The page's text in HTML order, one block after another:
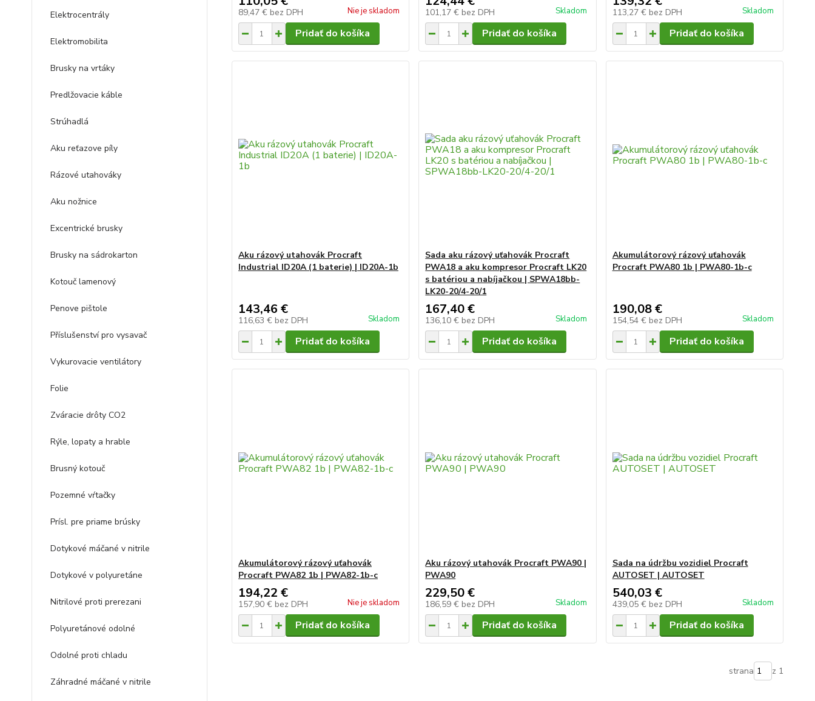
Elektrocentrály
Elektromobilita
Brusky na vrtáky
Predlžovacie káble
Strúhadlá
Aku reťazove píly
Rázové utahováky
Aku nožnice
Excentrické brusky
Brusky na sádrokarton
Kotouč lamenový
Penove pištole
Příslušenství pro vysavač
Vykurovacie ventilátory
Folie
Zváracie drôty CO2
Rýle, lopaty a hrable
Brusný kotouč
Pozemné vŕtačky
Prísl. pre priame brúsky
Dotykové máčané v nitrile
Dotykové v polyuretáne
Nitrilové proti prerezani
Polyuretánové odolné
Odolné proti chladu
Záhradné máčané v nitrile
89,47 € bez DPH Nie je skladom
Pridať do košíka
101,17 € bez DPH Skladom
Pridať do košíka
113,27 € bez DPH Skladom
Pridať do košíka
Aku rázový utahovák Procraft
Industrial ID20A (1 baterie) | ID20A-1b
143,46 €
116,63 € bez DPH Skladom
Pridať do košíka
Sada aku rázový uťahovák Procraft
PWA18 a aku kompresor Procraft LK20
s batériou a nabíjačkou | SPWA18bb-
LK20-20/4-20/1
167,40 €
136,10 € bez DPH Skladom
Pridať do košíka
Akumulátorový rázový uťahovák
Procraft PWA80 1b | PWA80-1b-c
190,08 €
154,54 € bez DPH Skladom
Pridať do košíka
Akumulátorový rázový uťahovák
Procraft PWA82 1b | PWA82-1b-c
194,22 €
157,90 € bez DPH Nie je skladom
Pridať do košíka
Aku rázový utahovák Procraft PWA90 |
PWA90
229,50 €
186,59 € bez DPH Skladom
Pridať do košíka
Sada na údržbu vozidiel Procraft
AUTOSET | AUTOSET
540,03 €
439,05 € bez DPH Skladom
Pridať do košíka
strana z 1